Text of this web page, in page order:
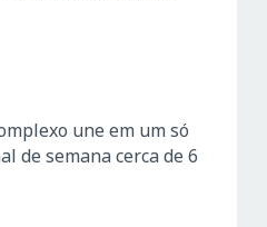
une em um só
de semana cerca de 6